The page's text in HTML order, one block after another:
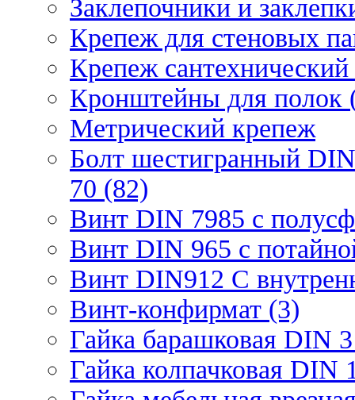
Заклепочники и
Крепеж для стеновых
Крепеж
Кронштейны для полок
Метрический крепеж
Болт шестигранный
70 (82)
Винт DIN 7985 с
Винт DIN 965 с
Винт DIN912 С
Винт-конфирмат (3)
Гайка барашковая DIN
Гайка колпачковая DIN